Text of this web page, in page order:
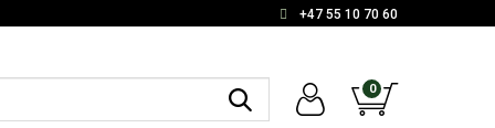
+47 55 10 70 60
0